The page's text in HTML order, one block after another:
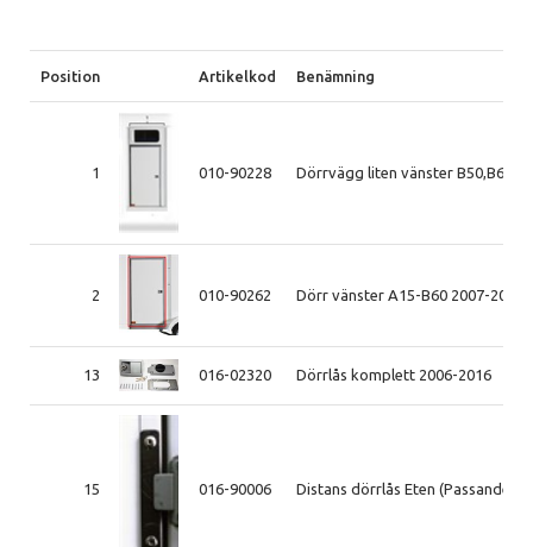
Position Artikelkod Benämning
1 010-90228 Dörrvägg liten vänster B50,B60
2 010-90262 Dörr vänster A15-B60 2007-2014
13 016-02320 Dörrlås komplett 2006-2016
15 016-90006 Distans dörrlås Eten (Passande